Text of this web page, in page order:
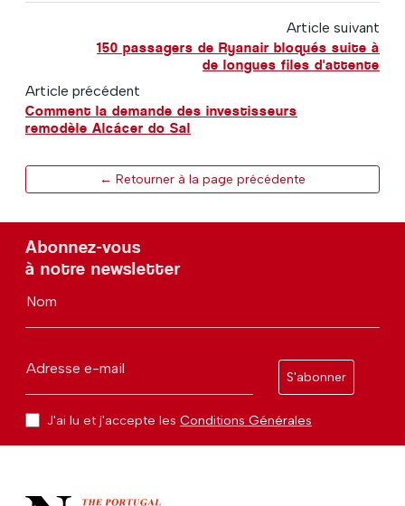
Article suivant
150 passagers de Ryanair bloqués suite à
de longues files d'attente
Article précédent
Comment la demande des investisseurs
remodèle Alcácer do Sal
← Retourner à la page précédente
Abonnez-vous
à notre newsletter
Nom
Adresse e-mail
S'abonner
J'ai lu et j'accepte les Conditions Générales